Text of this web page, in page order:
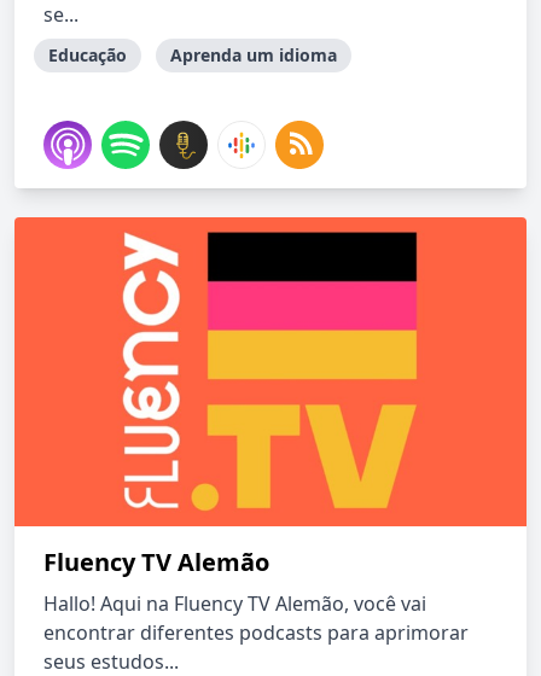
se...
Educação Aprenda um idioma
Fluency TV Alemão
Hallo! Aqui na Fluency TV Alemão, você vai
encontrar diferentes podcasts para aprimorar
seus estudos...